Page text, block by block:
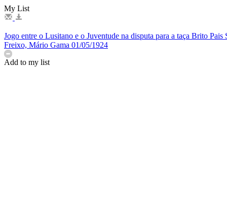
My List
Jogo entre o Lusitano e o Juventude na disputa para a taça Brito Pais
Freixo, Mário Gama 01/05/1924
Add to my list